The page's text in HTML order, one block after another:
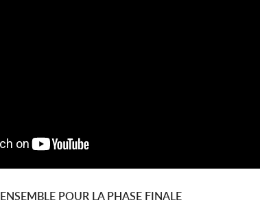
ENSEMBLE POUR LA PHASE FINALE